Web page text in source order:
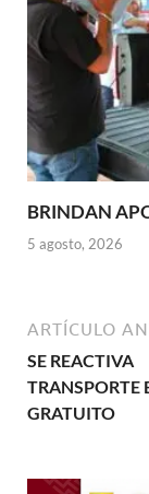
BRINDAN
5 agosto, 2026
ARTÍCULO
SE REACTIVA
TRANSPORTE
GRATUITO